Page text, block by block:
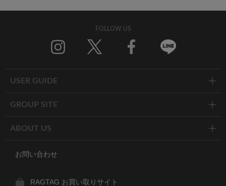
FOLLOW US
USER GUIDE
GROUP SITE
ABOUT US
お問い合わせ
RAGTAG お買い取りサイト